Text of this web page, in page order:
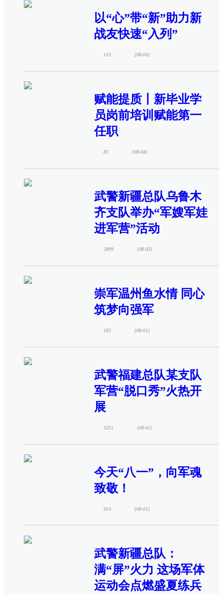
以“心”带“新”助力新
战友快速“入列”
153 [08-04]
赋能提质丨新毕业学
员岗前培训赋能第一
任职
85 [08-04]
武警新疆总队乌鲁木
齐支队举办“军嫂军娃
进军营”活动
2899 [08-03]
崇军温州鱼水情 同心
筑梦向强军
183 [08-01]
武警福建总队某支队
军营“脱口秀”火热开
展
3251 [08-01]
今天“八一”，向军魂
致敬！
914 [08-01]
武警新疆总队：
满“屏”火力 这场军体
运动会点燃盛夏练兵